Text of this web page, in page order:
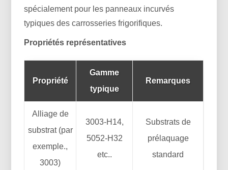
spécialement pour les panneaux incurvés
typiques des carrosseries frigorifiques.
Propriétés représentatives
Propriété
Gamme
typique
Remarques
Alliage de
substrat (par
exemple.,
3003)
3003-H14,
5052-H32
etc..
Substrats de
prélaquage
standard